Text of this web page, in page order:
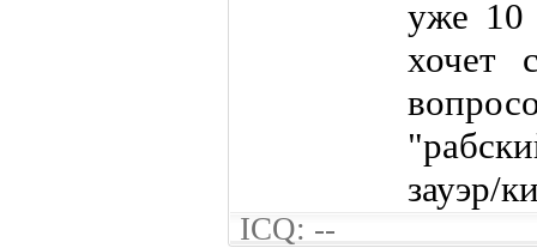
уже 10
хочет
зауэр/
ICQ: --